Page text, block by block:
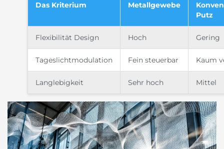
Das Kriterium Metallgewebe
Putz
Flexibilität Design Hoch Gering
Tageslichtmodulation Fein steuerbar Kaum
Langlebigkeit Sehr hoch Mittel